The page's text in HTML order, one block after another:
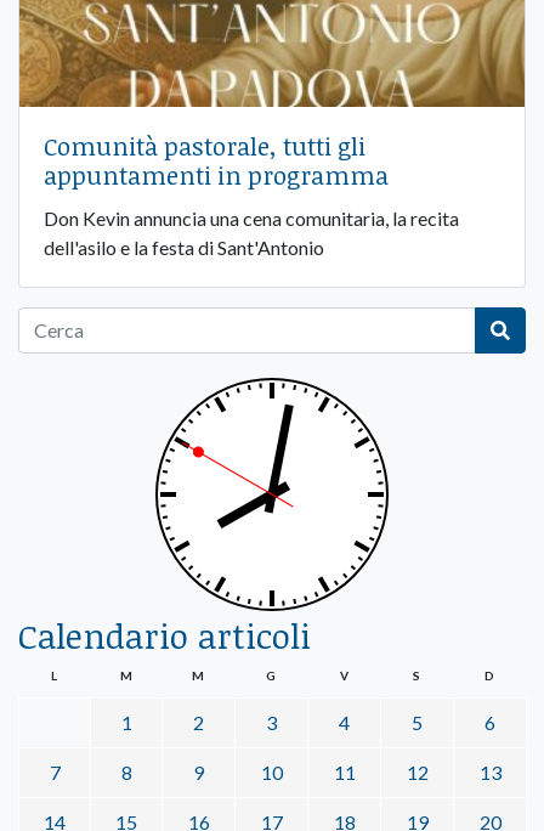
Comunità pastorale, tutti gli
appuntamenti in programma
Don Kevin annuncia una cena comunitaria, la recita
dell'asilo e la festa di Sant'Antonio
Calendario articoli
L M M G V S D
1 2 3 4 5 6
7 8 9 10 11 12 13
14 15 16 17 18 19 20